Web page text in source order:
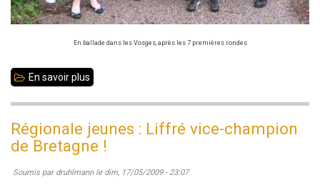
En ballade dans les Vosges, après les 7 premières rondes
En savoir plus
des
:
Régionale jeunes : Liffré vice-champion
de Bretagne !
Soumis par druhlmannle dim, 17/05/2009 - 23:07